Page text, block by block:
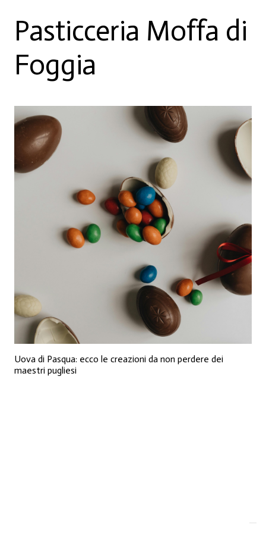
Pasticceria Moffa di
Foggia
Uova di Pasqua: ecco le creazioni da non perdere dei
maestri pugliesi